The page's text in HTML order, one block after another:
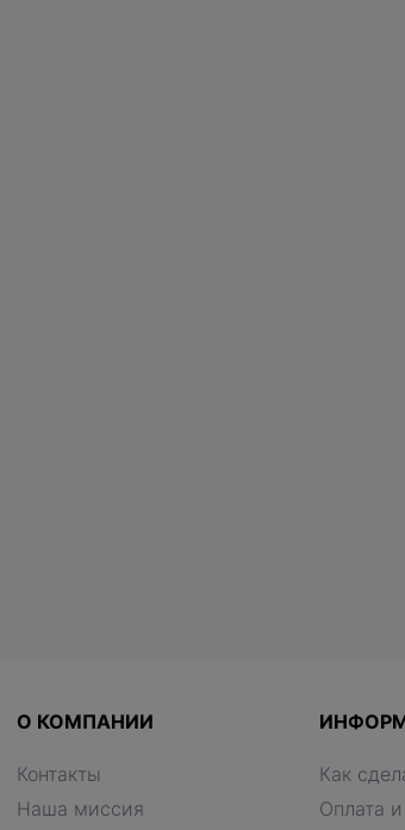
О КОМПАНИИ
Контакты
Наша миссия
Как
Оплата